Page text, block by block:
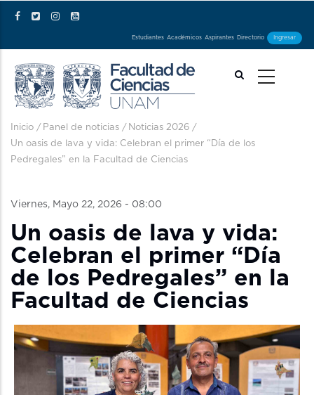
Ingresar
Directorio
Aspirantes
Académicos
Estudiantes
Ruta de navegación
Inicio / Panel de noticias / Noticias 2026 /
Un oasis de lava y vida: Celebran el primer “Día de los
Pedregales” en la Facultad de Ciencias
Viernes, Mayo 22, 2026 - 08:00
Un oasis de lava y vida:
Celebran el primer “Día
de los Pedregales” en la
Facultad de Ciencias